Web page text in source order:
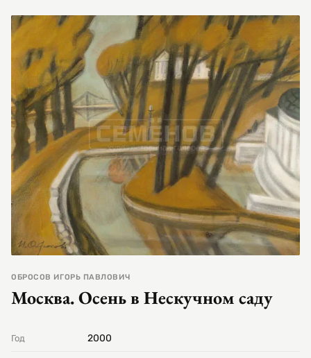
ОБРОСОВ ИГОРЬ ПАВЛОВИЧ
Москва. Осень в Нескучном саду
Год 2000